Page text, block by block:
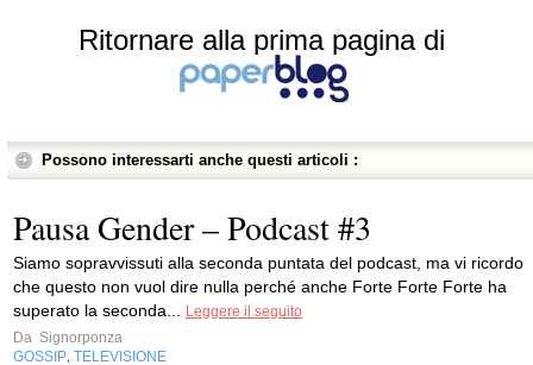
Ritornare alla prima pagina di
Possono interessarti anche questi articoli :
Pausa Gender – Podcast #3
Siamo sopravvissuti alla seconda puntata del podcast, ma vi ricordo
che questo non vuol dire nulla perché anche Forte Forte Forte ha
superato la seconda... Leggere il seguito
Da Signorponza
GOSSIP, TELEVISIONE